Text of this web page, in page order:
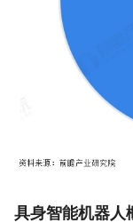
具身智能机器人